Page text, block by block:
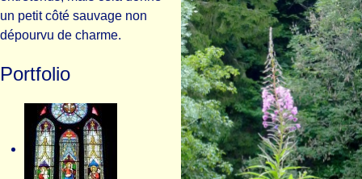
un petit côté sauvage non
dépourvu de charme.
Portfolio